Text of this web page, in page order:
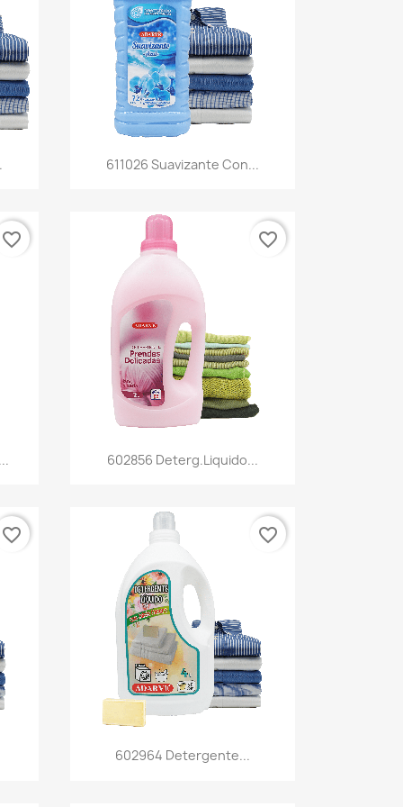
 Vista rápida
611026 Suavizante Con...
favorite_border
Vista rápida
602856 Deterg.liquido...
favorite_border
favorite_border
Vista rápida
602964 Detergente...
favorite_border